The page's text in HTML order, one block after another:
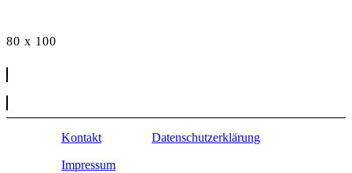
80 x 100
Kontakt Datenschutzerklärung
Impressum